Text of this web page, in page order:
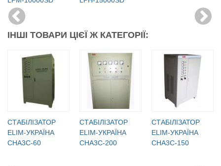
ІНШІ ТОВАРИ ЦІЄЇ Ж КАТЕГОРІЇ:
СТАБІЛІЗАТОР
ELIM-УКРАЇНА
СНА3С-60
СТАБІЛІЗАТОР
ELIM-УКРАЇНА
СНА3С-200
СТАБІЛІЗАТОР
ELIM-УКРАЇНА
СНА3С-150